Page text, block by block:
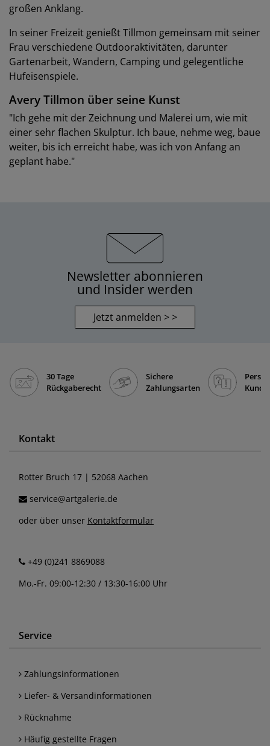
großen Anklang.
In seiner Freizeit genießt Tillmon gemeinsam mit seiner
Frau verschiedene Outdooraktivitäten, darunter
Gartenarbeit, Wandern, Camping und gelegentliche
Hufeisenspiele.
Avery Tillmon über seine Kunst
"Ich gehe mit der Zeichnung und Malerei um, wie mit
einer sehr flachen Skulptur. Ich baue, nehme weg, baue
weiter, bis ich erreicht habe, was ich von Anfang an
geplant habe."
Newsletter abonnieren
und Insider werden
Jetzt anmelden > >
30 Tage
Rückgaberecht
Sichere
Zahlungsarten
Kontakt
Rotter Bruch 17 | 52068 Aachen
service@artgalerie.de
oder über unser Kontaktformular
+49 (0)241 8869088
Mo.-Fr. 09:00-12:30 / 13:30-16:00 Uhr
Service
Zahlungsinformationen
Liefer- & Versandinformationen
Rücknahme
Häufig gestellte Fragen